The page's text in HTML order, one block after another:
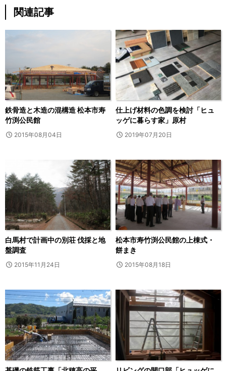
関連記事
鉄骨造と木造の混構造 松本市寿
竹渕公民館
2015年08月04日
仕上げ材料の色調を検討「ヒュ
ッゲに暮らす家」原村
2019年07月20日
白馬村で計画中の別荘 伐採と地
盤調査
2015年11月24日
松本市寿竹渕公民館の上棟式・
餅まき
2015年08月18日